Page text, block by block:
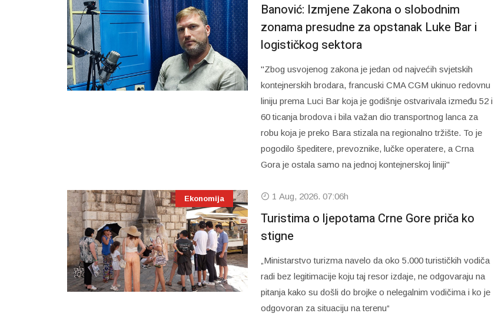
Banović: Izmjene Zakona o slobodnim
zonama presudne za opstanak Luke Bar i
logističkog sektora
"Zbog usvojenog zakona je jedan od najvećih svjetskih
kontejnerskih brodara, francuski CMA CGM ukinuo redovnu
liniju prema Luci Bar koja je godišnje ostvarivala između 52 i
60 ticanja brodova i bila važan dio transportnog lanca za
robu koja je preko Bara stizala na regionalno tržište. To je
pogodilo špeditere, prevoznike, lučke operatere, a Crna
Gora je ostala samo na jednoj kontejnerskoj liniji"
Ekonomija 1 Aug, 2026. 07:06h
Turistima o ljepotama Crne Gore priča ko
stigne
„Ministarstvo turizma navelo da oko 5.000 turističkih vodiča
radi bez legitimacije koju taj resor izdaje, ne odgovaraju na
pitanja kako su došli do brojke o nelegalnim vodičima i ko je
odgovoran za situaciju na terenu“